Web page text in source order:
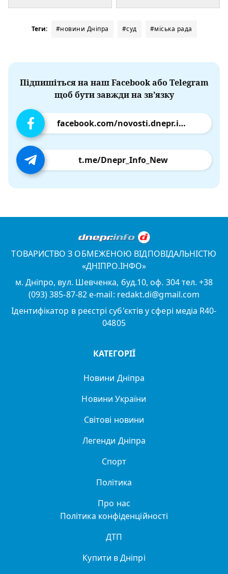
Теги: #новини Дніпра #суд #міська рада
Підпишіться на наш Facebook або Telegram
щоб бути завжди на зв’язку
facebook.com/novosti.dnepr.info
t.me/Dnepr_Info_New
ТОВАРИСТВО З ОБМЕЖЕНОЮ ВІДПОВІДАЛЬНІСТЮ
«ДНІПРО.ІНФО»
м. Дніпро, вул. Шевченка, буд.10, оф. 304 тел. +38
(093) 385-87-82 e-mail: redakt.di@gmail.com
Ідентифікатор в реєстрі суб'єктів у сфері медіа R40-
04805
КАТЕГОРІЇ
Новини Дніпра
Новини України
Світові новини
Легенди Дніпра
Спорт
Політика
Про нас
Політика конфіденційності
ДТП
Купити в Дніпрі